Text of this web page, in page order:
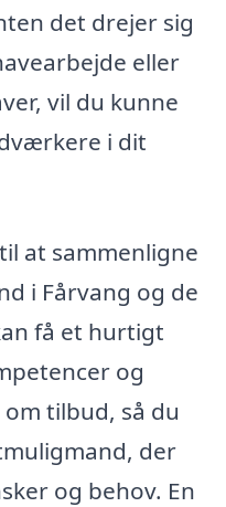
det drejer sig
eller
vil du kunne
i dit
at sammenligne
i Fårvang og de
få et hurtigt
og
tilbud, så du
der
og behov. En